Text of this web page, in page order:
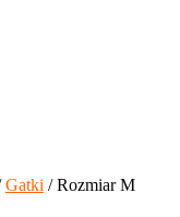
Gatki / Rozmiar M